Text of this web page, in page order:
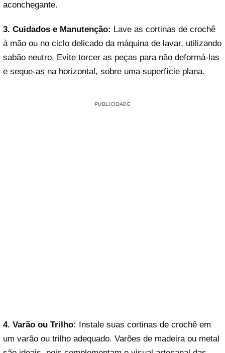
aconchegante.
3. Cuidados e Manutenção: Lave as cortinas de crochê
à mão ou no ciclo delicado da máquina de lavar, utilizando
sabão neutro. Evite torcer as peças para não deformá-las
e seque-as na horizontal, sobre uma superfície plana.
PUBLICIDADE
4. Varão ou Trilho: Instale suas cortinas de crochê em
um varão ou trilho adequado. Varões de madeira ou metal